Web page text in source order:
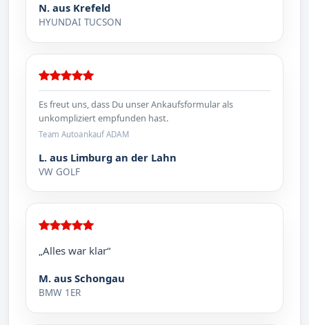
N. aus Krefeld
HYUNDAI TUCSON
Es freut uns, dass Du unser Ankaufsformular als
unkompliziert empfunden hast.
Team Autoankauf ADAM
L. aus Limburg an der Lahn
VW GOLF
„Alles war klar“
M. aus Schongau
BMW 1ER